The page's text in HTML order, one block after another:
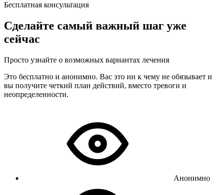
Бесплатная консультация
Сделайте самый важный шаг уже
сейчас
Просто узнайте о возможных вариантах лечения
Это бесплатно и анонимно. Вас это ни к чему не обязывает и
вы получите четкий план действий, вместо тревоги и
неопределенности.
Анонимно